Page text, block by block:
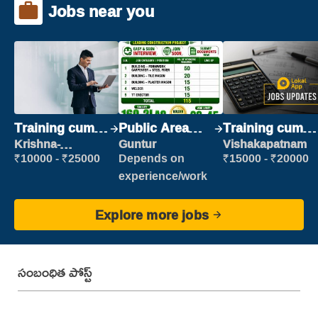
Jobs near you
Training cum
Placement
Krishna-
vijayawada
₹10000 - ₹25000
Public Area
Cleaner
Guntur
Depends on
experience/work
Training cum
Placement
Vishakapatnam
₹15000 - ₹20000
Explore more jobs
సంబంధిత పోస్ట్